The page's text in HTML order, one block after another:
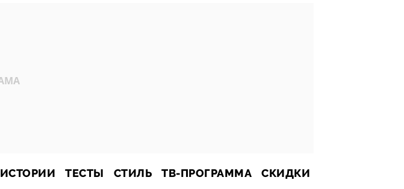
ИСТОРИИ ТЕСТЫ СТИЛЬ ТВ-ПРОГРАММА СКИДКИ